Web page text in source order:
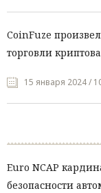
CoinFuze
торговли
15 января 2024 /
Euro NCAP
безопасности